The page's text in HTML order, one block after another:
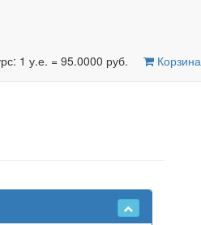
1 у.е. = 95.0000 руб. Корзина